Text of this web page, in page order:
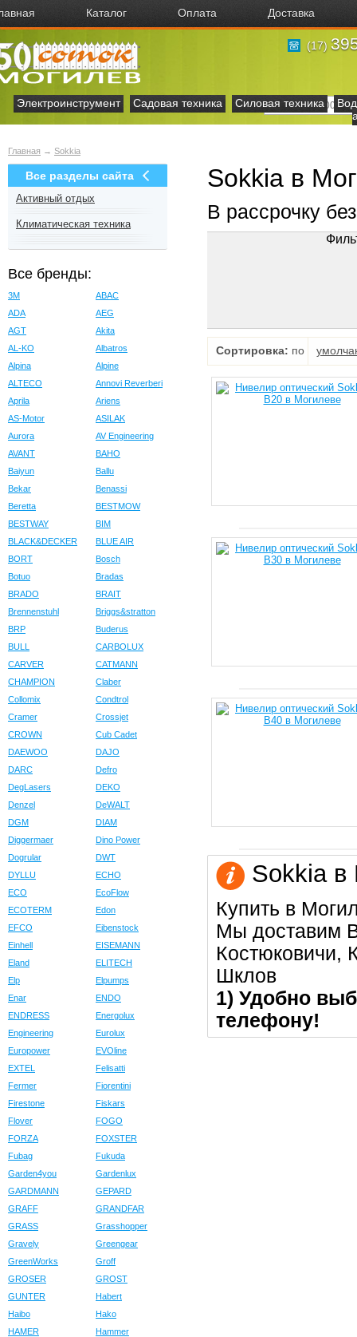
Каталог Оплата Доставка
(17)
Электроинструмент Садовая техника Силовая техника
Главная → Sokkia
Все разделы сайта
Активный отдых
Климатическая техника
Все бренды:
3M
ABAC
ADA
AEG
AGT
Akita
AL-KO
Albatros
Alpina
Alpine
ALTECO
Annovi Reverberi
Aprila
Ariens
AS-Motor
ASILAK
Aurora
AV Engineering
AVANT
BAHO
Baiyun
Ballu
Bekar
Benassi
Beretta
BESTMOW
BESTWAY
BIM
BLACK&DECKER
BLUE AIR
BORT
Bosch
Botuo
Bradas
BRADO
BRAIT
Brennenstuhl
Briggs&stratton
BRP
Buderus
BULL
CARBOLUX
CARVER
CATMANN
CHAMPION
Claber
Collomix
Condtrol
Cramer
Crossjet
CROWN
Cub Cadet
DAEWOO
DAJO
DARC
Defro
DegLasers
DEKO
Denzel
DeWALT
DGM
DIAM
Diggermaer
Dino Power
Dogrular
DWT
DYLLU
ECHO
ECO
EcoFlow
ECOTERM
Edon
EFCO
Eibenstock
Einhell
EISEMANN
Eland
ELITECH
Elp
Elpumps
Enar
ENDO
ENDRESS
Energolux
Engineering
Eurolux
Europower
EVOline
EXTEL
Felisatti
Fermer
Fiorentini
Firestone
Fiskars
Flover
FOGO
FORZA
FOXSTER
Fubag
Fukuda
Garden4you
Gardenlux
GARDMANN
GEPARD
GRAFF
GRANDFAR
GRASS
Grasshopper
Gravely
Greengear
GreenWorks
Groff
GROSER
GROST
GUNTER
Habert
Haibo
Hako
HAMER
Hammer
Sokkia в
В рассрочку
Сортировка: по
Sokkia в
Купить в
Мы доставим
Костюковичи,
Шклов
1) Удобно
телефону!